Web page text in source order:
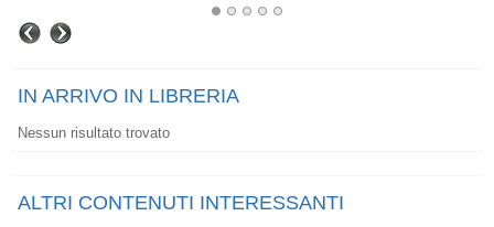
IN ARRIVO IN LIBRERIA
Nessun risultato trovato
ALTRI CONTENUTI INTERESSANTI